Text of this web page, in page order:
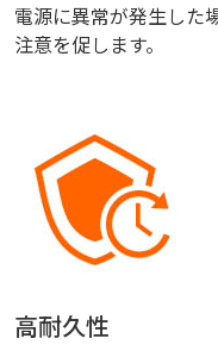
電源に異常が発生した
注意を促します。
高耐久性